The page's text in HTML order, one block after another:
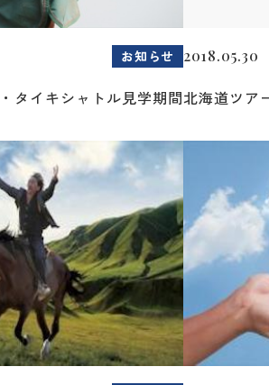
お知らせ
タイキシャトル見学期間
2018.05.30
北海道ツア